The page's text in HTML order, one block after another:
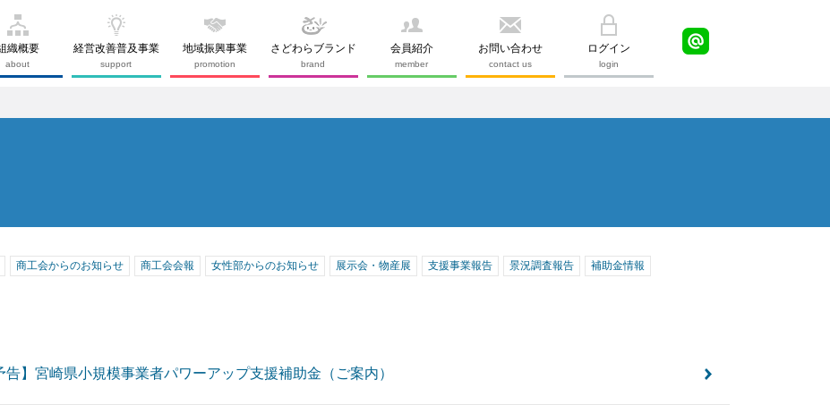
織概要
about
経営改善普及事業
support
地域振興事業
promotion
さどわらブランド
brand
会員紹介
member
お問い合わせ
contact us
ログイン
login
商工会からのお知らせ 商工会会報 女性部からのお知らせ 展示会・物産展 支援事業報告 景況調査報告 補助金情報
告】宮崎県小規模事業者パワーアップ支援補助金（ご案内）